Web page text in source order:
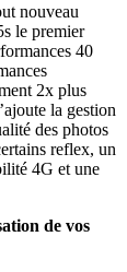
nouveau
le premier
40
2x plus
la gestion
des photos
reflex, un
4G et une
de vos